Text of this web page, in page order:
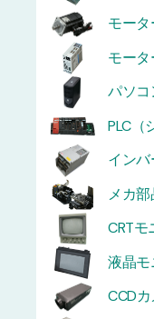
モータ
モー
パソコ
PLC（
インバ
メカ部
CRTモ
液晶モ
CCD